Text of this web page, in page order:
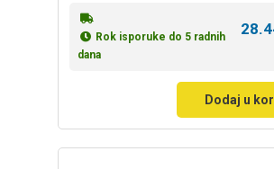
Rok isporuke do 5 radnih
dana
Dodaj u